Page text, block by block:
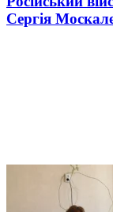
Сергія